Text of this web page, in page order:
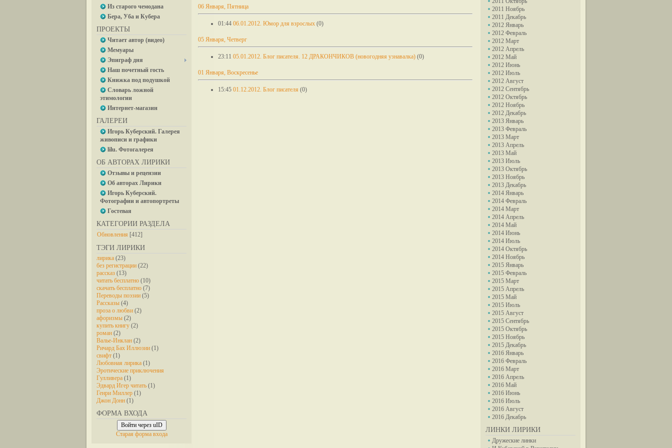
Из старого чемодана
Бера, Уба и Кубера
ПРОЕКТЫ
Читает автор (видео)
Мемуары
Эпиграф дня
Наш почетный гость
Книжка под подушкой
Словарь ложной
этимологии
Интернет-магазин
ГАЛЕРЕИ
Игорь Куберский. Галерея
живописи и графики
lilu. Фотогалерея
ОБ АВТОРАХ ЛИРИКИ
Отзывы и рецензии
Об авторах Лирики
Игорь Куберский.
Фотографии и автопортреты
Гостевая
КАТЕГОРИИ РАЗДЕЛА
Обновления [412]
ТЭГИ ЛИРИКИ
лирика (23)
без регистрации (22)
рассказ (13)
читать бесплатно (10)
скачать бесплатно (7)
Переводы поэзии (5)
Рассказы (4)
проза о любви (2)
афоризмы (2)
купить книгу (2)
роман (2)
Валье-Инклан (2)
Ричард Бах Иллюзии (1)
свифт (1)
Любовная лирика (1)
Эротические приключения
Гулливера (1)
Эдвард Игер читать (1)
Генри Миллер (1)
Джон Донн (1)
ФОРМА ВХОДА
Войти через uID
Старая форма входа
2011 Ноябрь
2011 Декабрь
2012 Январь
2012 Февраль
2012 Март
2012 Апрель
2012 Май
2012 Июнь
2012 Июль
2012 Август
2012 Сентябрь
2012 Октябрь
2012 Ноябрь
2012 Декабрь
2013 Январь
2013 Февраль
2013 Март
2013 Апрель
2013 Май
2013 Июль
2013 Октябрь
2013 Ноябрь
2013 Декабрь
2014 Январь
2014 Февраль
2014 Март
2014 Апрель
2014 Май
2014 Июнь
2014 Июль
2014 Октябрь
2014 Ноябрь
2015 Январь
2015 Февраль
2015 Март
2015 Апрель
2015 Май
2015 Июль
2015 Август
2015 Сентябрь
2015 Октябрь
2015 Ноябрь
2015 Декабрь
2016 Январь
2016 Февраль
2016 Март
2016 Апрель
2016 Май
2016 Июнь
2016 Июль
2016 Август
2016 Декабрь
ЛИНКИ ЛИРИКИ
Дружеские линки
06 Января, Пятница
01:44 06.01.2012. Юмор для взрослых (0)
05 Января, Четверг
23:11 05.01.2012. Блог писателя. 12 ДРАКОНЧИКОВ (новогодняя узнавалка) (0)
01 Января, Воскресенье
15:45 01.12.2012. Блог писателя (0)